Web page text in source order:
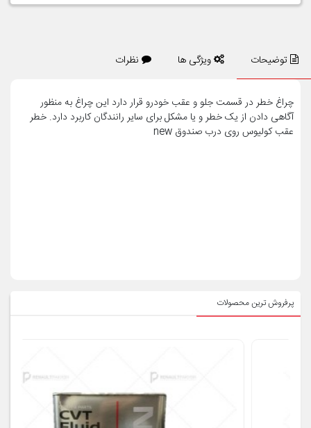
توضیحات ویژگی ها نظرات
چراغ خطر در قسمت جلو و عقب خودرو قرار دارد این چراغ به منظور
آگاهی دادن از یک خطر و یا مشکل برای سایر رانندگان کاربرد دارد. خطر
عقب کولیوس روی درب صندوق new
پرفروش ترین محصولات